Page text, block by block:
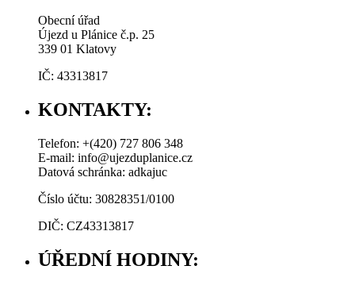
Obecní úřad
Újezd u Plánice č.p. 25
339 01 Klatovy
IČ: 43313817
KONTAKTY:
Telefon: +(420) 727 806 348
E-mail: info@ujezduplanice.cz
Datová schránka: adkajuc
Číslo účtu: 30828351/0100
DIČ: CZ43313817
ÚŘEDNÍ HODINY: